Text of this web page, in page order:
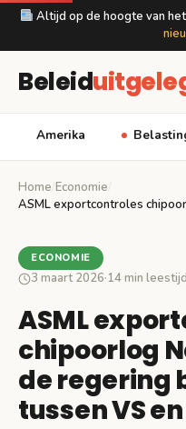
Altijd op de hoogte van
Beleid
Amerika
Home Economie
ECONOMIE
3 maart 2026·14 min leestijd
ASML
chipoorlog
de regering
tussen VS